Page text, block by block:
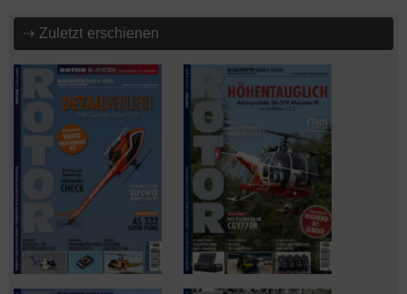
⇢ Zuletzt erschienen